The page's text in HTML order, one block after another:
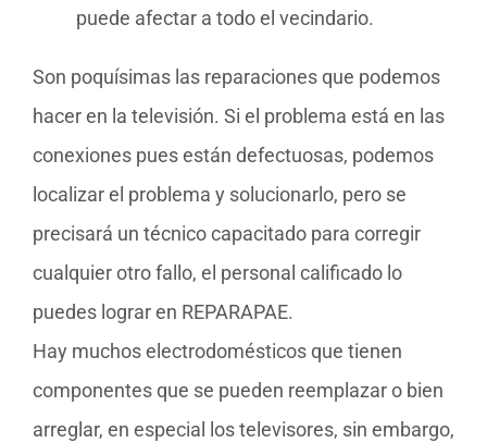
puede afectar a todo el vecindario.
Son poquísimas las reparaciones que podemos
hacer en la televisión. Si el problema está en las
conexiones pues están defectuosas, podemos
localizar el problema y solucionarlo, pero se
precisará un técnico capacitado para corregir
cualquier otro fallo, el personal calificado lo
puedes lograr en REPARAPAE.
Hay muchos electrodomésticos que tienen
componentes que se pueden reemplazar o bien
arreglar, en especial los televisores, sin embargo,